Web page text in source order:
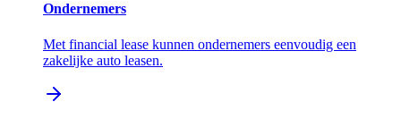
Ondernemers
Met financial lease kunnen ondernemers eenvoudig een
zakelijke auto leasen.